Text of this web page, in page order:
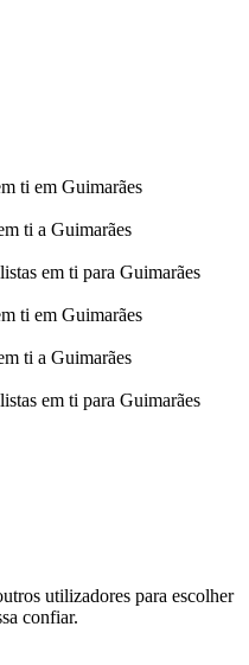
ti em Guimarães
ti a Guimarães
em ti para Guimarães
ti em Guimarães
ti a Guimarães
em ti para Guimarães
utilizadores para escolher
confiar.